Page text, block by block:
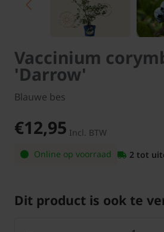
Vaccinium
'Darrow'
Blauwe bes
€12,95 Incl. BTW
Online op voorraad
2 tot
Dit product is ook te